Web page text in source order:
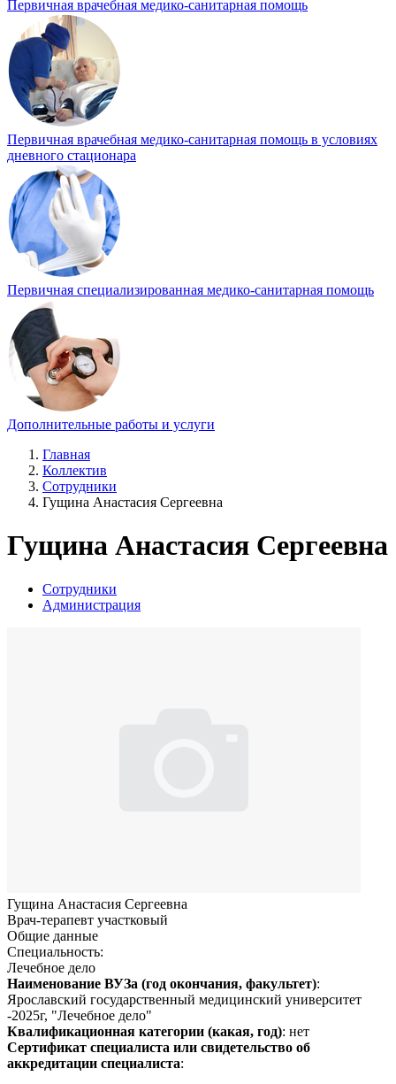
Первичная врачебная медико-санитарная помощь
Первичная врачебная медико-санитарная помощь в условиях
дневного стационара
Первичная специализированная медико-санитарная помощь
Дополнительные работы и услуги
Главная
Коллектив
Сотрудники
Гущина Анастасия Сергеевна
Гущина Анастасия Сергеевна
Сотрудники
Администрация
Гущина Анастасия Сергеевна
Врач-терапевт участковый
Общие данные
Специальность:
Лечебное дело
Наименование ВУЗа (год окончания, факультет):
Ярославский государственный медицинский университет
-2025г, "Лечебное дело"
Квалификационная категории (какая, год): нет
Сертификат специалиста или свидетельство об
аккредитации специалиста: